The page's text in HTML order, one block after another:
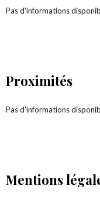
Pas d'informations
Proximités
Pas d'informations
Mentions